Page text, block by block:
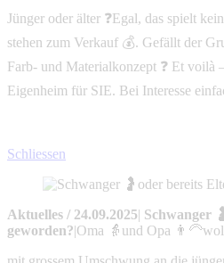
Jünger oder älter ❓Egal, das spielt
stehen zum Verkauf 💰. Gefällt der
Farb- und Materialkonzept ❓ Et voilà
Eigenheim für SIE. Bei Interesse
Schliessen
Aktuelles / 24.09.2025| Schwanger
geworden?|Oma 👵und Opa